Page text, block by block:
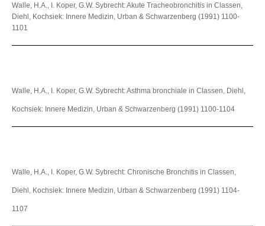
Walle, H.A., I. Koper, G.W. Sybrecht: Akute Tracheobronchitis in Classen,
Diehl, Kochsiek: Innere Medizin, Urban & Schwarzenberg (1991) 1100-
1101
Walle, H.A., I. Koper, G.W. Sybrecht: Asthma bronchiale in Classen, Diehl,
Kochsiek: Innere Medizin, Urban & Schwarzenberg (1991) 1100-1104
Walle, H.A., I. Koper, G.W. Sybrecht: Chronische Bronchitis in Classen,
Diehl, Kochsiek: Innere Medizin, Urban & Schwarzenberg (1991) 1104-
1107